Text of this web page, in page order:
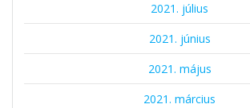
2021. július
2021. június
2021. május
2021. március